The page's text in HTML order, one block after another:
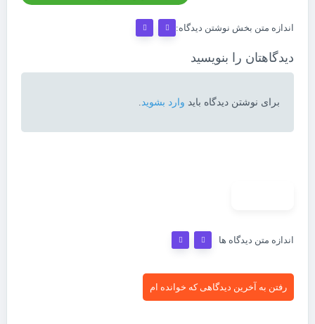
اندازه متن بخش نوشتن دیدگاه:
دیدگاهتان را بنویسید
برای نوشتن دیدگاه باید وارد بشوید
اندازه متن دیدگاه ها
رفتن به آخرین دیدگاهی که خوانده ام